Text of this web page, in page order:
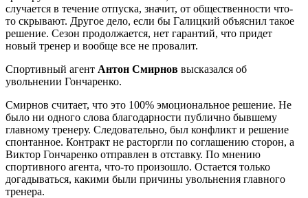
случается в течение отпуска, значит, от общественности что-
то скрывают. Другое дело, если бы Галицкий объяснил такое
решение. Сезон продолжается, нет гарантий, что придет
новый тренер и вообще все не провалит.
Спортивный агент Антон Смирнов высказался об
увольнении Гончаренко.
Смирнов считает, что это 100% эмоциональное решение. Не
было ни одного слова благодарности публично бывшему
главному тренеру. Следовательно, был конфликт и решение
спонтанное. Контракт не расторгли по соглашению сторон, а
Виктор Гончаренко отправлен в отставку. По мнению
спортивного агента, что-то произошло. Остается только
догадываться, какими были причины увольнения главного
тренера.